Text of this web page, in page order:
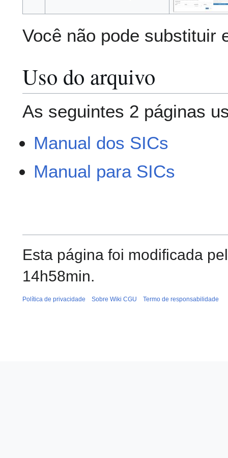
Você não pode substituir
Uso do arquivo
As seguintes 2 páginas
Manual dos SICs
Manual para SICs
Esta página foi modificada
14h58min.
Política de privacidade Sobre Wiki CGU Termo de responsabilidade